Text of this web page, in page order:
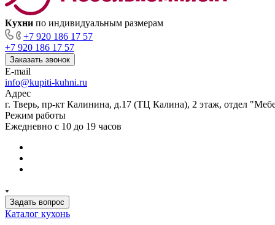
Кухни по индивидуальным размерам
+7 920 186 17 57
+7 920 186 17 57
Заказать звонок
E-mail
info@kupiti-kuhni.ru
Адрес
г. Тверь, пр-кт Калинина, д.17 (ТЦ Калина), 2 этаж, отдел
Режим работы
Ежедневно с 10 до 19 часов
Задать вопрос
Каталог кухонь